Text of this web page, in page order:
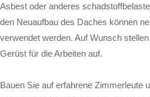
Asbest oder anderes
den Neuaufbau des Daches können
verwendet werden. Auf Wunsch
Gerüst für die Arbeiten auf.
Bauen Sie auf erfahrene Zimmerleute